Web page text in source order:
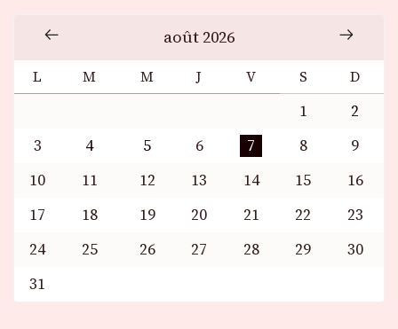
août 2026
L M M J V S D
1
2
3
4 5 6 7 8
9
10
11 12 13 14 15
16
17
18 19 20 21 22
23
24
25 26 27 28 29
30
31